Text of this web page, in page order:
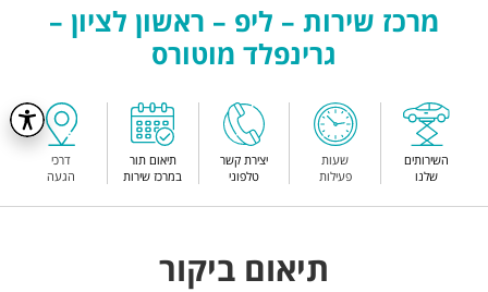
מרכז שירות – ליפ – ראשון לציון –
גרינפלד מוטורס
השירותים
שלנו
שעות
פעילות
יצירת קשר
טלפוני
תיאום תור
במרכז שירות
דרכי
הגעה
תיאום ביקור